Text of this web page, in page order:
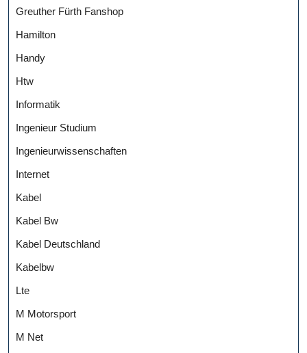
Greuther Fürth Fanshop
Hamilton
Handy
Htw
Informatik
Ingenieur Studium
Ingenieurwissenschaften
Internet
Kabel
Kabel Bw
Kabel Deutschland
Kabelbw
Lte
M Motorsport
M Net